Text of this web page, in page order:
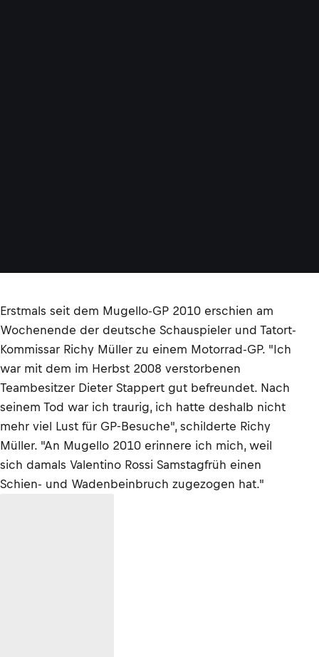
Erstmals seit dem Mugello-GP 2010 erschien am
Wochenende der deutsche Schauspieler und Tatort-
Kommissar Richy Müller zu einem Motorrad-GP. "Ich
war mit dem im Herbst 2008 verstorbenen
Teambesitzer Dieter Stappert gut befreundet. Nach
seinem Tod war ich traurig, ich hatte deshalb nicht
mehr viel Lust für GP-Besuche", schilderte Richy
Müller. "An Mugello 2010 erinnere ich mich, weil
sich damals Valentino Rossi Samstagfrüh einen
Schien- und Wadenbeinbruch zugezogen hat."